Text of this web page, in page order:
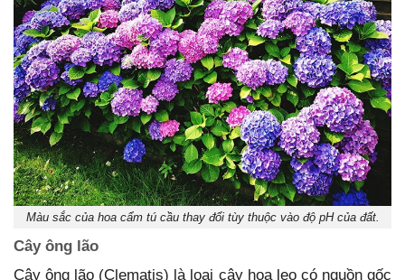
Màu sắc của hoa cẩm tú cầu thay đổi tùy thuộc vào độ pH của đất.
Cây ông lão
Cây ông lão (Clematis) là loại cây hoa leo có nguồn gốc